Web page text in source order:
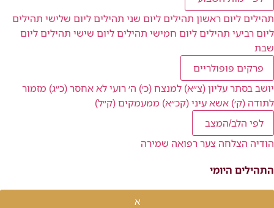
תהילים ליום ראשון תהילים ליום שני תהילים ליום שלישי תהילים
ליום רביעי תהילים ליום חמישי תהילים ליום שישי תהילים ליום
שבת
פרקים פופולריים
יושב בסתר עליון (צ״א) למנצח (כ׳) ה׳ רועי לא אחסר (כ״ג) מזמור
לתודה (ק׳) אשא עיני (קכ״א) ממעמקים (ק״ל)
לפי הלב/המצב
הודיה הצלחה צעררפואה שמירה
התהילים היומי
א